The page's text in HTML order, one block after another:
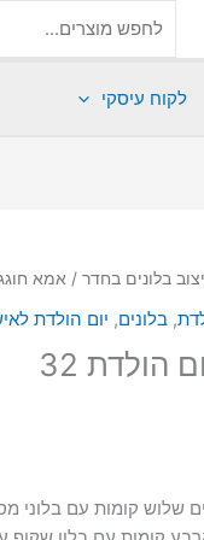
לקוח עיסקי
בלונים בחדר / אמא
,בלונים, יום הולדת
הולדת 32
שלוש קומות עם בלוני מספרים